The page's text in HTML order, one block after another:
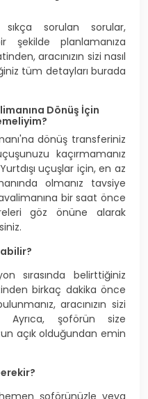
sorulan sorular,
şekilde planlamanıza
aracınızın sizi nasıl
tüm detayları burada
Dönüş İçin
dönüş transferiniz
kaçırmamanız
uçuşlar için, en az
olmanız tavsiye
bir saat önce
göz önüne alarak
sırasında belirttiğiniz
birkaç dakika önce
aracınızın sizi
Ayrıca, şoförün size
açık olduğundan emin